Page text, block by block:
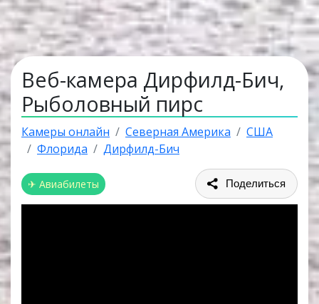
Веб-камера Дирфилд-Бич,
Рыболовный пирс
Камеры онлайн Северная Америка
США
Флорида
Дирфилд-Бич
✈ Авиабилеты Поделиться